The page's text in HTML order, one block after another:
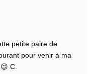
petite paire de
pour venir à ma
C.